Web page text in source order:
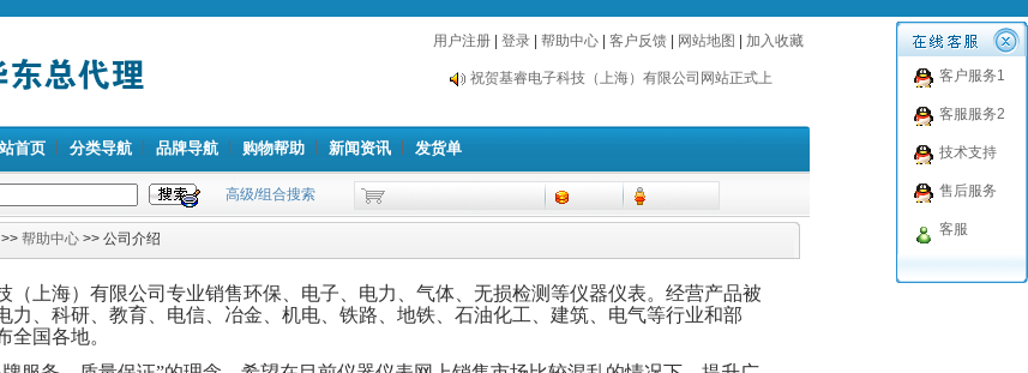
用户注册 登录 帮助中心 客户反馈 网站地图 加入收藏
祝贺基睿电子科技（上海）有限公司网站正式上
线！！祝贺基睿电子科技（上海）有限公司网站正式上
首页 分类导航 品牌导航 购物帮助 新闻资讯 发货单
高级/组合搜索
客户服务1
客服服务2
技术支持
售后服务
客服
>> 帮助中心 >> 公司介绍
（上海）有限公司专业销售环保、电子、电力、气体、无损检测等仪器仪表。经营产品被
力、科研、教育、电信、冶金、机电、铁路、地铁、石油化工、建筑、电气等行业和部
全国各地。